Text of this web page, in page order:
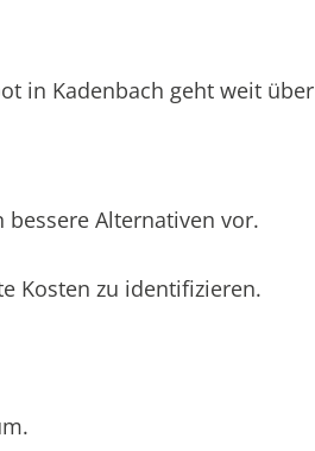
in Kadenbach geht weit über
Alternativen vor.
Kosten zu identifizieren.